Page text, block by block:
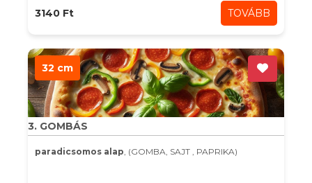
3140 Ft TOVÁBB
32 cm
3. GOMBÁS
paradicsomos alap, (GOMBA, SAJT , PAPRIKA)